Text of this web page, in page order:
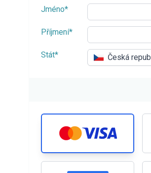
Jméno*
Příjmení*
Stát* Česká